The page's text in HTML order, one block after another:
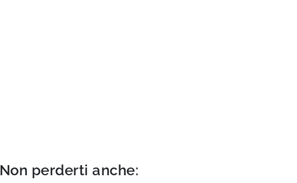
Non perderti anche: